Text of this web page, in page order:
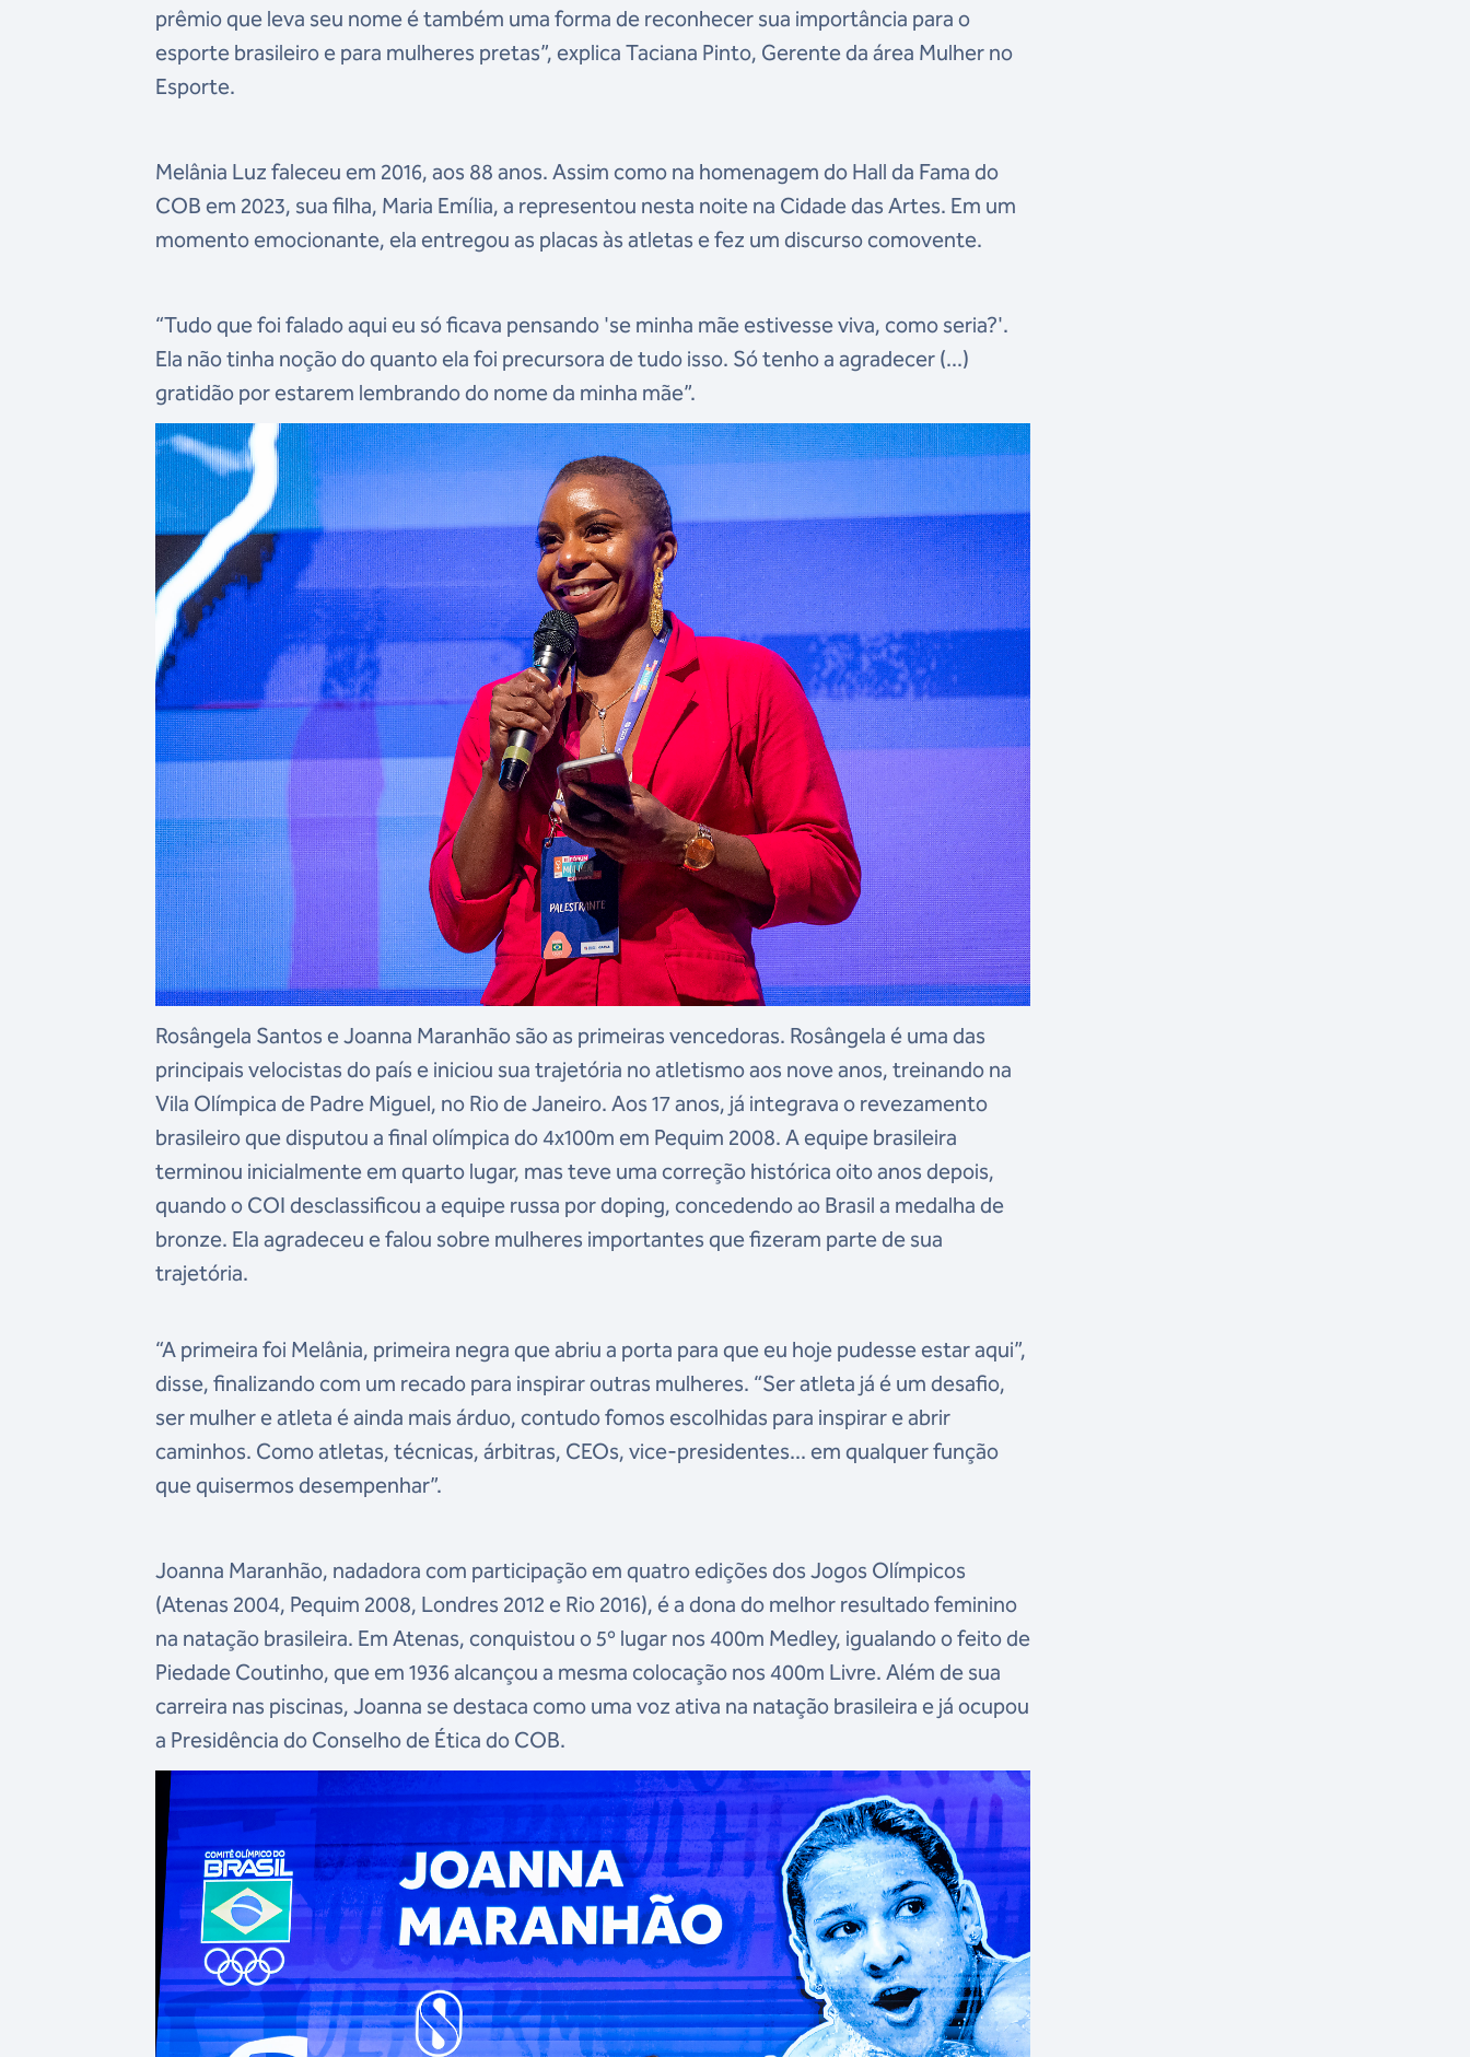
prêmio que leva seu nome é também uma forma de reconhecer sua importância para o
esporte brasileiro e para mulheres pretas”, explica Taciana Pinto, Gerente da área Mulher no
Esporte.
Melânia Luz faleceu em 2016, aos 88 anos. Assim como na homenagem do Hall da Fama do
COB em 2023, sua filha, Maria Emília, a representou nesta noite na Cidade das Artes. Em um
momento emocionante, ela entregou as placas às atletas e fez um discurso comovente.
“Tudo que foi falado aqui eu só ficava pensando 'se minha mãe estivesse viva, como seria?'.
Ela não tinha noção do quanto ela foi precursora de tudo isso. Só tenho a agradecer (...)
gratidão por estarem lembrando do nome da minha mãe”.
Rosângela Santos e Joanna Maranhão são as primeiras vencedoras. Rosângela é uma das
principais velocistas do país e iniciou sua trajetória no atletismo aos nove anos, treinando na
Vila Olímpica de Padre Miguel, no Rio de Janeiro. Aos 17 anos, já integrava o revezamento
brasileiro que disputou a final olímpica do 4x100m em Pequim 2008. A equipe brasileira
terminou inicialmente em quarto lugar, mas teve uma correção histórica oito anos depois,
quando o COI desclassificou a equipe russa por doping, concedendo ao Brasil a medalha de
bronze. Ela agradeceu e falou sobre mulheres importantes que fizeram parte de sua
trajetória.
“A primeira foi Melânia, primeira negra que abriu a porta para que eu hoje pudesse estar aqui”,
disse, finalizando com um recado para inspirar outras mulheres. “Ser atleta já é um desafio,
ser mulher e atleta é ainda mais árduo, contudo fomos escolhidas para inspirar e abrir
caminhos. Como atletas, técnicas, árbitras, CEOs, vice-presidentes... em qualquer função
que quisermos desempenhar”.
Joanna Maranhão, nadadora com participação em quatro edições dos Jogos Olímpicos
(Atenas 2004, Pequim 2008, Londres 2012 e Rio 2016), é a dona do melhor resultado feminino
na natação brasileira. Em Atenas, conquistou o 5º lugar nos 400m Medley, igualando o feito de
Piedade Coutinho, que em 1936 alcançou a mesma colocação nos 400m Livre. Além de sua
carreira nas piscinas, Joanna se destaca como uma voz ativa na natação brasileira e já ocupou
a Presidência do Conselho de Ética do COB.